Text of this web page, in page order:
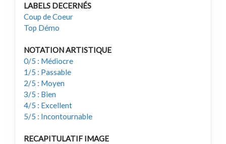
LABELS DECERNÉS
Coup de Coeur
Top Démo
NOTATION ARTISTIQUE
0/5 : Médiocre
1/5 : Passable
2/5 : Moyen
3/5 : Bien
4/5 : Excellent
5/5 : Incontournable
RECAPITULATIF IMAGE